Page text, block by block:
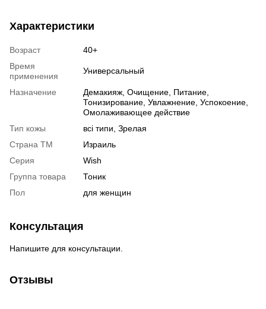
Характеристики
Возраст
40+
Время
применения
Универсальный
Назначение
Демакияж, Очищение, Питание,
Тонизирование, Увлажнение, Успокоение,
Омолаживающее действие
Тип кожы
всі типи, Зрелая
Страна ТМ
Израиль
Серия
Wish
Группа товара
Тоник
Пол
для женщин
Консультация
Напишите для консультации.
Отзывы